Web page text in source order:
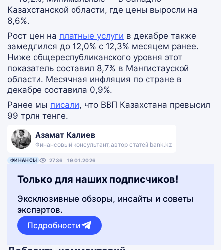
Казахстанской области, где цены выросли на
8,6%.
Рост цен на платные услуги в декабре также
замедлился до 12,0% с 12,3% месяцем ранее.
Ниже общереспубликанского уровня этот
показатель составил 8,7% в Мангистауской
области. Месячная инфляция по стране в
декабре составила 0,9%.
Ранее мы писали, что ВВП Казахстана превысил
99 трлн тенге.
Азамат Калиев
Финансовый консультант, автор статей bank.kz
ФИНАНСЫ 2736 19.01.2026
Только для наших подписчиков!
Эксклюзивные обзоры, инсайты и советы
экспертов.
Подробности